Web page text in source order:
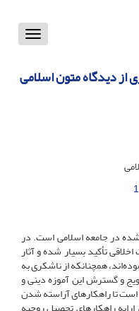
Toggle
دیدگاه متون اسلامی
در جامعه اسلامی است. در
تأکید بسیار شده و آثار
همچنانکه از ناشکری به
و گسترش این آموزه دینی و
تا راهکارهای آراسته شدن